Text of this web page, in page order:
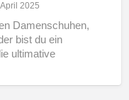
2025
Damenschuhen,
bist du ein
ultimative